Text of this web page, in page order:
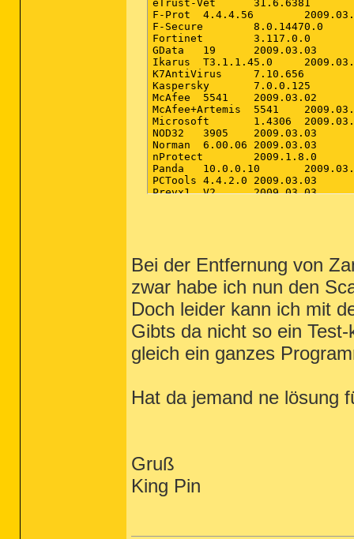
Bei der Entfernung von
zwar habe ich nun den
Doch leider kann ich mit
Gibts da nicht so ein
gleich ein ganzes
Hat da jemand ne lösung
Gruß
King Pin